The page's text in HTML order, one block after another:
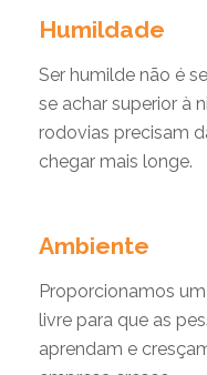
Humildade
Ser humilde não é
se achar superior à
rodovias precisam
chegar mais longe.
Ambiente
Proporcionamos
livre para que as
aprendam e